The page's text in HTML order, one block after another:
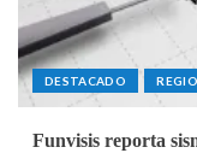
DESTACADO
Funvisis reporta